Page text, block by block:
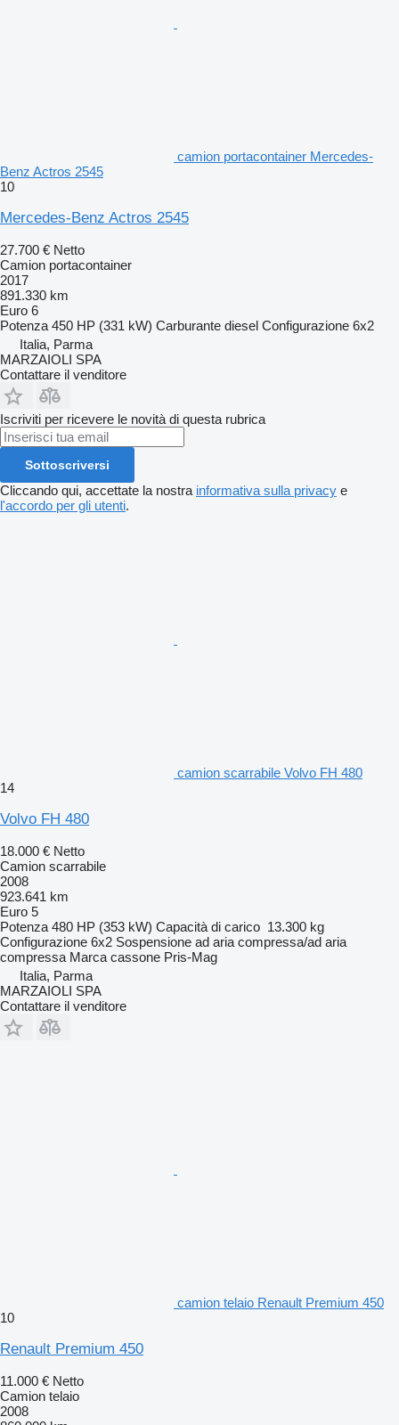
camion portacontainer Mercedes-
Benz Actros 2545
10
Mercedes-Benz Actros 2545
27.700 € Netto
Camion portacontainer
2017
891.330 km
Euro 6
Potenza 450 HP (331 kW) Carburante diesel Configurazione 6x2
Italia, Parma
MARZAIOLI SPA
Contattare il venditore
Iscriviti per ricevere le novità di questa rubrica
Sottoscriversi
Cliccando qui, accettate la nostra informativa sulla privacy e
l'accordo per gli utenti.
camion scarrabile Volvo FH 480
14
Volvo FH 480
18.000 € Netto
Camion scarrabile
2008
923.641 km
Euro 5
Potenza 480 HP (353 kW) Capacità di carico 13.300 kg
Configurazione 6x2 Sospensione ad aria compressa/ad aria
compressa Marca cassone Pris-Mag
Italia, Parma
MARZAIOLI SPA
Contattare il venditore
camion telaio Renault Premium 450
10
Renault Premium 450
11.000 € Netto
Camion telaio
2008